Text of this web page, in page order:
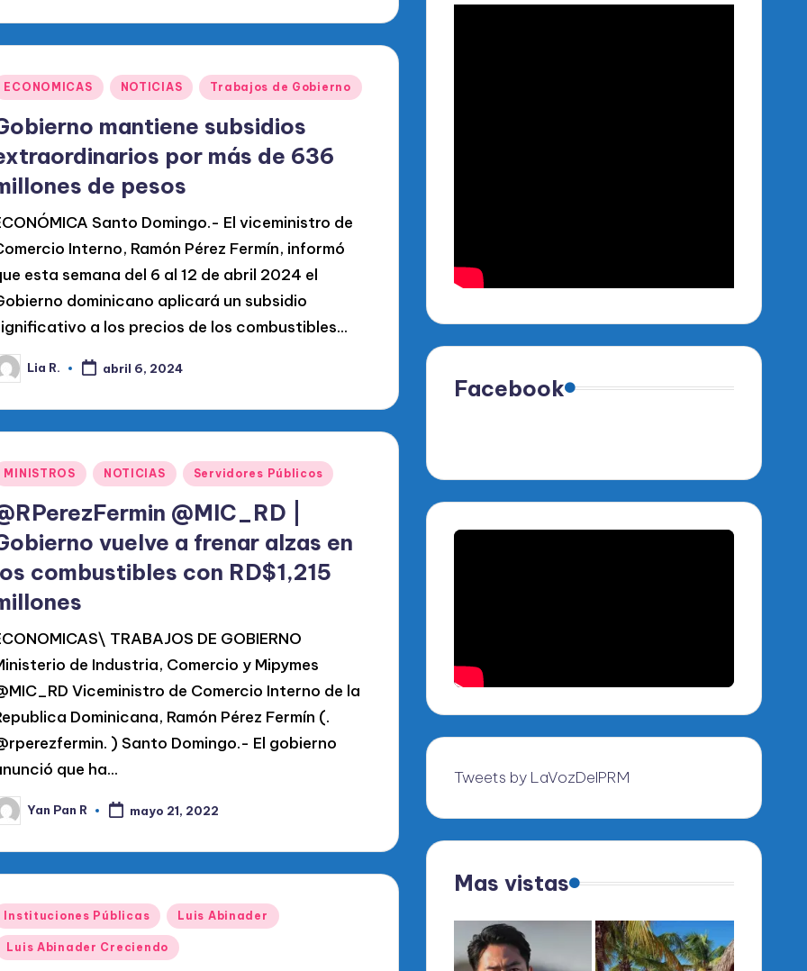
ECONOMICAS NOTICIAS Trabajos de Gobierno
mantiene subsidios
por más de 636
de pesos
Santo Domingo.- El viceministro de
Interno, Ramón Pérez Fermín, informó
esta semana del 6 al 12 de abril 2024 el
dominicano aplicará un subsidio
a los precios de los combustibles…
Lia R. abril 6, 2024
MINISTROS NOTICIAS Servidores Públicos
@MIC_RD |
vuelve a frenar alzas en
combustibles con RD$1,215
TRABAJOS DE GOBIERNO
de Industria, Comercio y Mipymes
Viceministro de Comercio Interno de la
Dominicana, Ramón Pérez Fermín (.
) Santo Domingo.- El gobierno
que ha…
Yan Pan R mayo 21, 2022
Instituciones Públicas Luis Abinader
Luis Abinader Creciendo
Facebook
Tweets by LaVozDelPRM
Mas vistas